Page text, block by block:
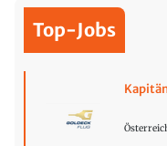
Top-Jobs